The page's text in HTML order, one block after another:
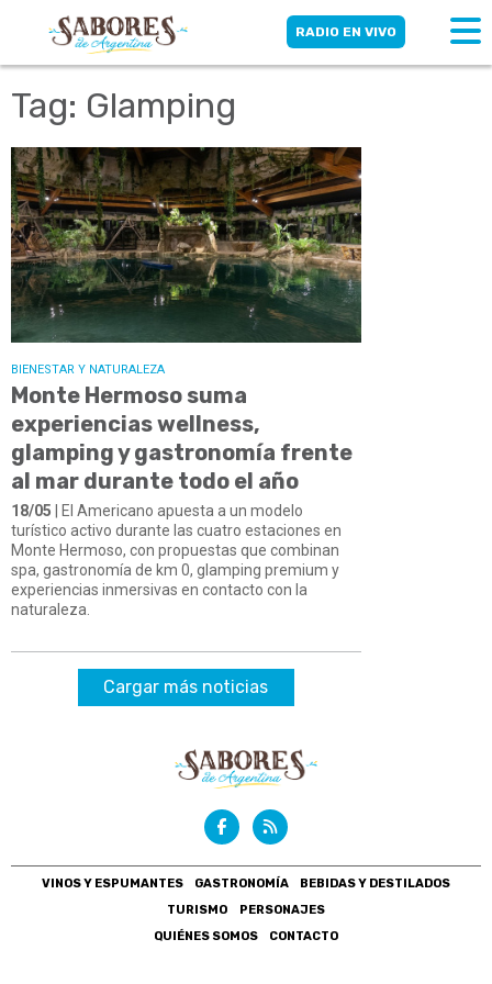
RADIO EN VIVO
Tag: Glamping
BIENESTAR Y NATURALEZA
Monte Hermoso suma
experiencias wellness,
glamping y gastronomía frente
al mar durante todo el año
18/05 | El Americano apuesta a un modelo
turístico activo durante las cuatro estaciones en
Monte Hermoso, con propuestas que combinan
spa, gastronomía de km 0, glamping premium y
experiencias inmersivas en contacto con la
naturaleza.
Cargar más noticias
VINOS Y ESPUMANTES GASTRONOMÍA
BEBIDAS Y DESTILADOS
TURISMO
PERSONAJES
QUIÉNES SOMOS
CONTACTO